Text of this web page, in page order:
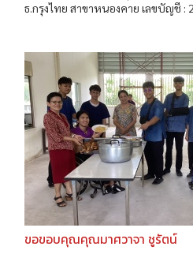
ธ.กรุงไทย สาขาหนองคาย เลขบัญชี :
ขอขอบคุณคุณมาศวาจา ชูรัตน์